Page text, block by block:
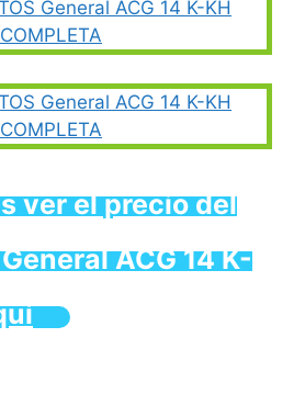
ver el precio del
ACG 14 K-